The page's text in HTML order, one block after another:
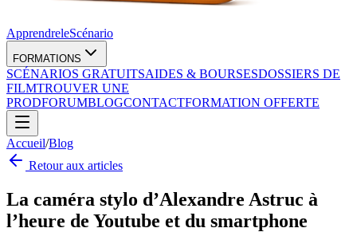
ApprendreleScénario
FORMATIONS
SCÉNARIOS GRATUITSAIDES & BOURSESDOSSIERS DE
FILMTROUVER UNE
PRODFORUMBLOGCONTACTFORMATION OFFERTE
Accueil/Blog
Retour aux articles
La caméra stylo d’Alexandre Astruc à
l’heure de Youtube et du smartphone